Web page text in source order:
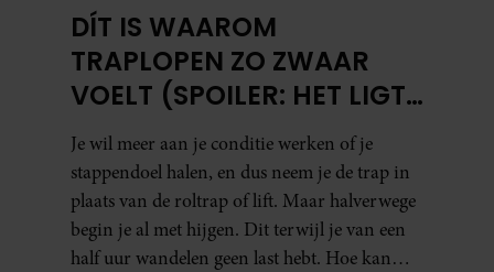
DÍT IS WAAROM
TRAPLOPEN ZO ZWAAR
VOELT (SPOILER: HET LIGT
NIET AAN JE CONDITIE)
Je wil meer aan je conditie werken of je
stappendoel halen, en dus neem je de trap in
plaats van de roltrap of lift. Maar halverwege
begin je al met hijgen. Dit terwijl je van een
half uur wandelen geen last hebt. Hoe kan